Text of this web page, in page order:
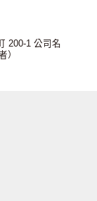
200-1 公司名
）